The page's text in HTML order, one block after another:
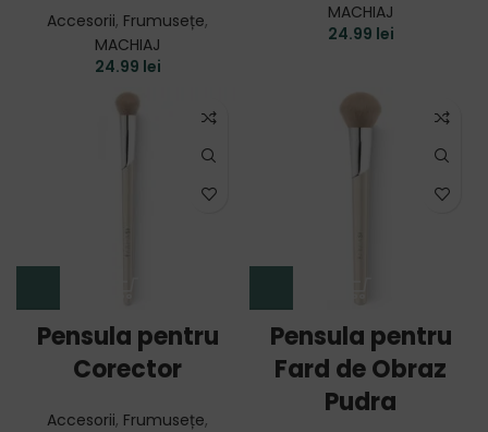
Accesorii, Frumusețe,
MACHIAJ
24.99 lei
MACHIAJ
24.99 lei
Pensula pentru
Corector
Accesorii, Frumusețe,
Pensula pentru
Fard de Obraz
Pudra